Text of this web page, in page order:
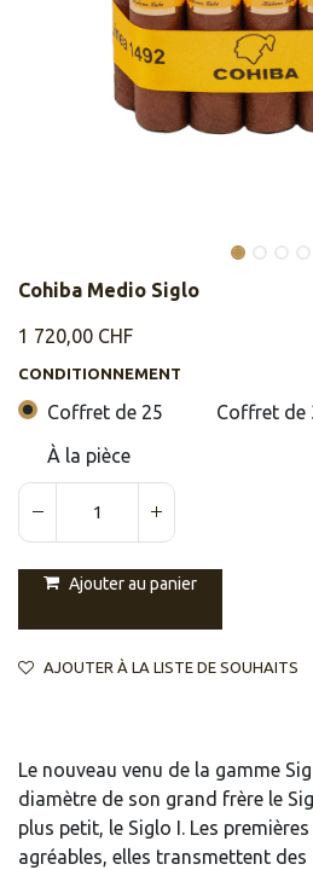
Cohiba Medio Siglo
1 720,00 CHF
CONDITIONNEMENT
Coffret de 25
Coffret de
À la pièce
Ajouter au panier
AJOUTER À LA LISTE DE SOUHAITS
Le nouveau venu de la gamme
diamètre de son grand frère le
plus petit, le Siglo I. Les
agréables, elles transmettent